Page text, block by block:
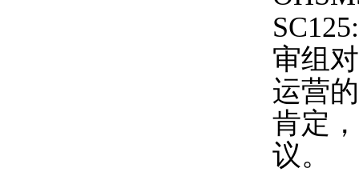
审组对
运营
肯定
议。